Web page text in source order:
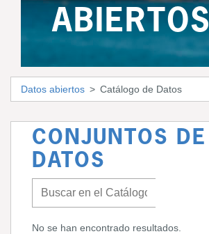
ABIERTOS
Datos abiertos Catálogo de Datos
CONJUNTOS DE
DATOS
No se han encontrado resultados.